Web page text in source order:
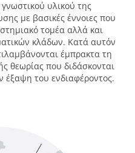
υλικού της
με βασικές έννοιες που
τομέα αλλά και
κλάδων. Κατά αυτόν
έμπρακτα τη
θεωρίας που διδάσκονται
έξαψη του ενδιαφέροντος.